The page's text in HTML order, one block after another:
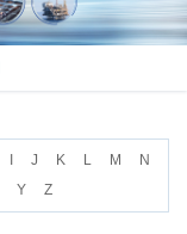
J K L M
N
Y Z